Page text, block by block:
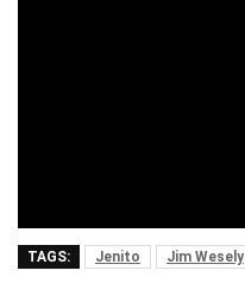
TAGS: Jenito Jim Wesely